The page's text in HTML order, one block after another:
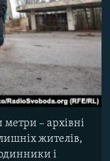
– архівні
жителів,
і